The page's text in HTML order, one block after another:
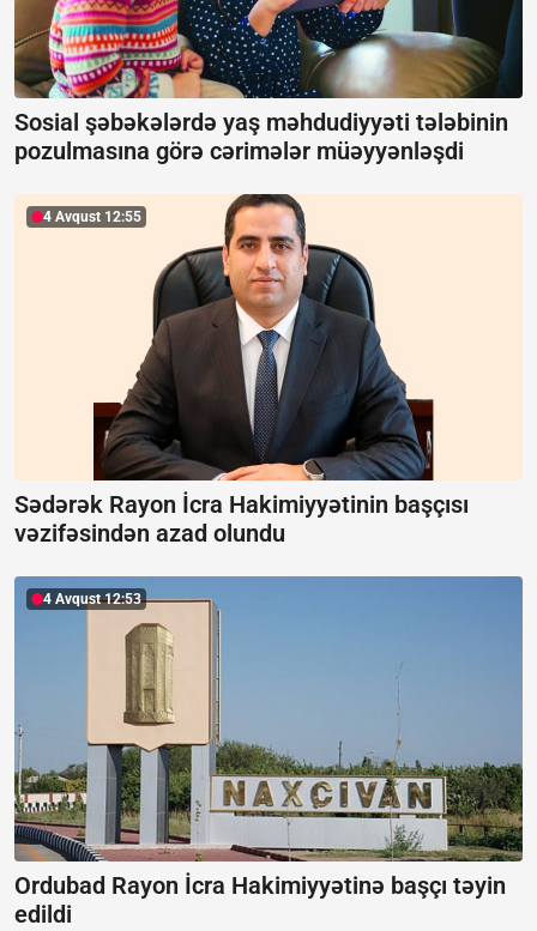
Sosial şəbəkələrdə yaş məhdudiyyəti tələbinin
pozulmasına görə cərimələr müəyyənləşdi
4 Avqust 12:55
Sədərək Rayon İcra Hakimiyyətinin başçısı
vəzifəsindən azad olundu
4 Avqust 12:53
Ordubad Rayon İcra Hakimiyyətinə başçı təyin
edildi